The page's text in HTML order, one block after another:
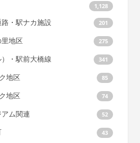
1,128
・駅ナカ施設 201
地区 275
・駅前大橋線 341
地区 85
地区 74
ム関連 52
43